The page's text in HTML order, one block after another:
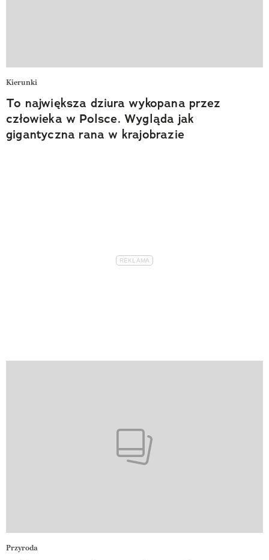
Kierunki
To największa dziura wykopana przez
człowieka w Polsce. Wygląda jak
gigantyczna rana w krajobrazie
Przyroda